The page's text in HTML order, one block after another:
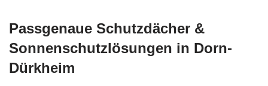
Passgenaue Schutzdächer &
Sonnenschutzlösungen in Dorn-
Dürkheim